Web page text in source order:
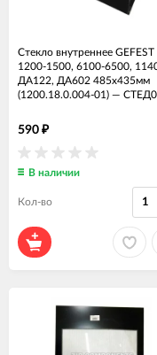
Стекло внутреннее GEFEST
1200-1500, 6100-6500,
ДА122, ДА602 485х435мм
(1200.18.0.004-01) —
590 ₽
В наличии
Кол-во